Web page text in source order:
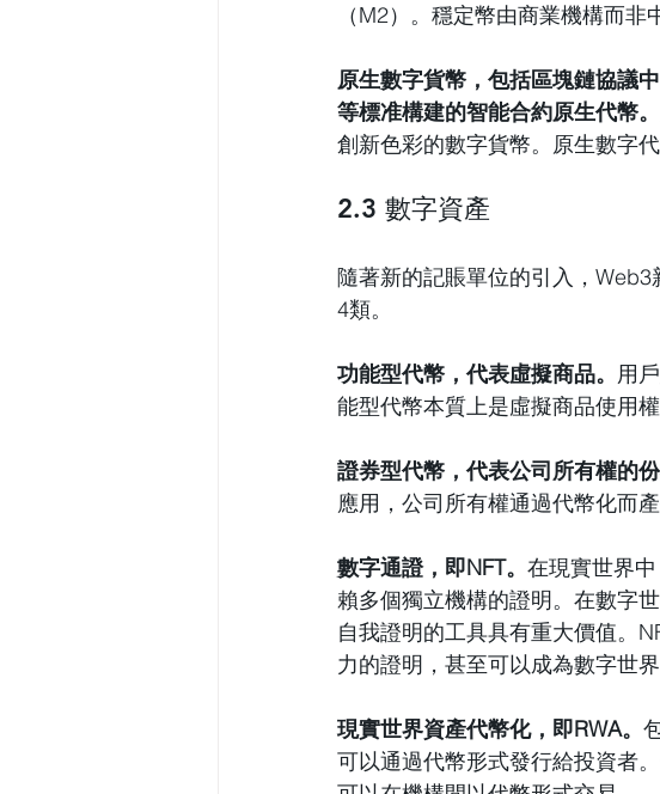
（M2）。穩定幣由商業機構而非
原生數字貨幣，包括區塊鏈協議
等標准構建的智能合約原生代幣。
創新色彩的數字貨幣。原生數字
2.3 數字資產
隨著新的記賬單位的引入，
4類。
功能型代幣，代表虛擬商品。 用
能型代幣本質上是虛擬商品使用權
證券型代幣，代表公司所有權的份
應用，公司所有權通過代幣化而
數字通證，即NFT。 在現實世界
賴多個獨立機構的證明。在數字
自我證明的工具具有重大價值。
力的證明，甚至可以成為數字世
現實世界資產代幣化，即RWA。
可以通過代幣形式發行給投資者